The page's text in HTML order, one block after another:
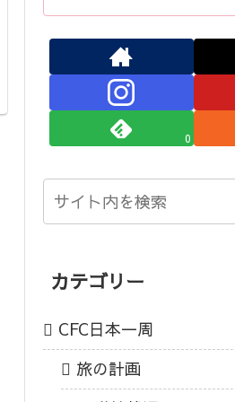
0
カテゴリー
CFC日本一周
旅の計画